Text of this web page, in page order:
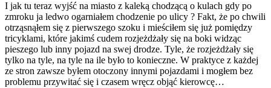
I jak tu teraz wyjść na miasto z kaleką chodzącą o kulach gdy po
zmroku ja ledwo ogarniałem chodzenie po ulicy ? Fakt, że po chwili
otrząsnąłem się z pierwszego szoku i mieściłem się już pomiędzy
tricyklami, które jakimś cudem rozjeżdżały się na boki widząc
pieszego lub inny pojazd na swej drodze. Tyle, że rozjeżdżały się
tylko na tyle, na tyle na ile było to konieczne. W praktyce z każdej
ze stron zawsze byłem otoczony innymi pojazdami i mogłem bez
problemu przywitać się i czasem wręcz objąć kierowcę…